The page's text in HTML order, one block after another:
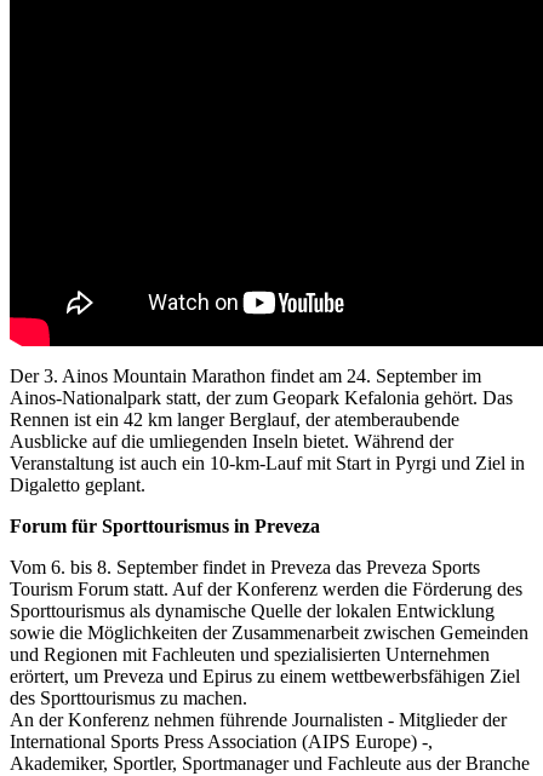
Der 3. Ainos Mountain Marathon findet am 24. September im
Ainos-Nationalpark statt, der zum Geopark Kefalonia gehört. Das
Rennen ist ein 42 km langer Berglauf, der atemberaubende
Ausblicke auf die umliegenden Inseln bietet. Während der
Veranstaltung ist auch ein 10-km-Lauf mit Start in Pyrgi und Ziel in
Digaletto geplant.
Forum für Sporttourismus in Preveza
Vom 6. bis 8. September findet in Preveza das Preveza Sports
Tourism Forum statt. Auf der Konferenz werden die Förderung des
Sporttourismus als dynamische Quelle der lokalen Entwicklung
sowie die Möglichkeiten der Zusammenarbeit zwischen Gemeinden
und Regionen mit Fachleuten und spezialisierten Unternehmen
erörtert, um Preveza und Epirus zu einem wettbewerbsfähigen Ziel
des Sporttourismus zu machen.
An der Konferenz nehmen führende Journalisten - Mitglieder der
International Sports Press Association (AIPS Europe) -,
Akademiker, Sportler, Sportmanager und Fachleute aus der Branche